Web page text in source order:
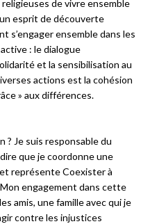
de vivre ensemble
esprit de découverte
s’engager ensemble dans les
: le dialogue
et la sensibilisation au
actions est la cohésion
» aux différences.
? Je suis responsable du
que je coordonne une
représente Coexister à
engagement dans cette
amis, une famille avec qui je
contre les injustices